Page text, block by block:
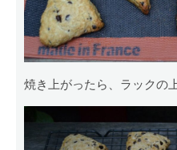
焼き上がったら、ラックの